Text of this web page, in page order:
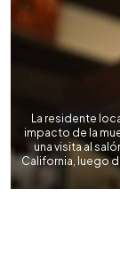
La residente
impacto de la
una visita al
California, luego